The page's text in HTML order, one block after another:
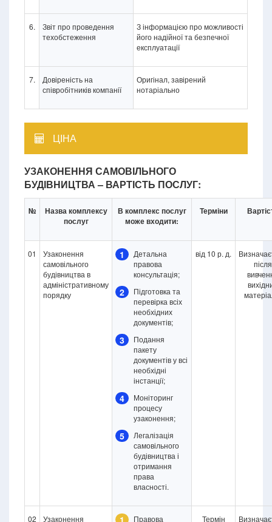
6.
Звіт про проведення
техобстеження
З інформацією про можливості
його надійної та безпечної
експлуатації
7.
Довіреність на
співробітників компанії
Оригінал, завірений
нотаріально
ЦІНА
УЗАКОНЕННЯ САМОВІЛЬНОГО
БУДІВНИЦТВА – ВАРТІСТЬ ПОСЛУГ:
№
Назва комплексу
послуг
В комплекс послуг
може входити:
Терміни
01
Узаконення
самовільного
будівництва в
адміністративному
порядку
1
Детальна
правова
консультація;
2
Підготовка та
перевірка всіх
необхідних
документів;
3
Подання
пакету
документів у всі
необхідні
інстанції;
4
Моніторинг
процесу
узаконення;
5
Легалізація
самовільного
будівництва і
отримання
права
власності.
від 10 р. д.
після
02 Узаконення 1 Правова Термін